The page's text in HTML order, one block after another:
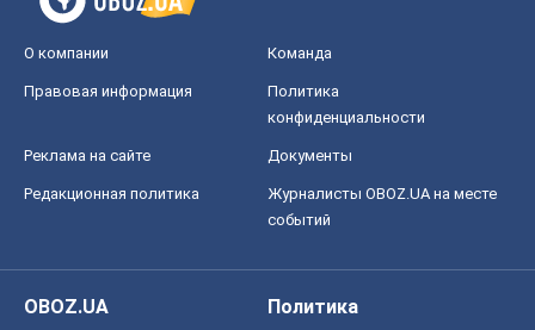
О компании Команда
Правовая информация
Политика
конфиденциальности
Реклама на сайте Документы
Редакционная политика
Журналисты OBOZ.UA на месте
событий
OBOZ.UA
Политика